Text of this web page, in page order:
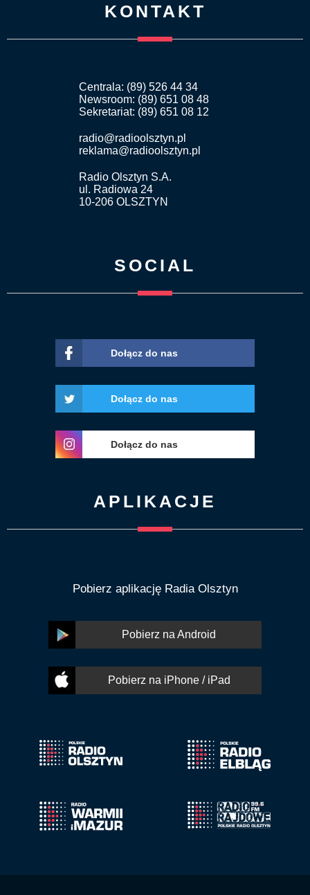
KONTAKT
Centrala: (89) 526 44 34
Newsroom: (89) 651 08 48
Sekretariat: (89) 651 08 12
radio@radioolsztyn.pl
reklama@radioolsztyn.pl
Radio Olsztyn S.A.
ul. Radiowa 24
10-206 OLSZTYN
SOCIAL
Dołącz do nas
Dołącz do nas
Dołącz do nas
APLIKACJE
Pobierz aplikację Radia Olsztyn
Pobierz na Android
Pobierz na iPhone / iPad